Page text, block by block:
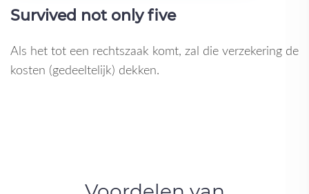
Survived not only five
Als het tot een rechtszaak komt, zal die verzekering de
kosten (gedeeltelijk) dekken.